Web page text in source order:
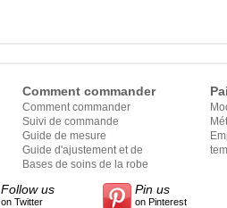
Comment commander
Comment commander
Suivi de commande
Guide de mesure
Guide d'ajustement et de
style
Bases de soins de la robe
Follow us
on Twitter
Pin us
on Pinterest